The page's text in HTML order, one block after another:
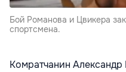
Бой Романова и Цвикера
спортсмена.
Комратчанин